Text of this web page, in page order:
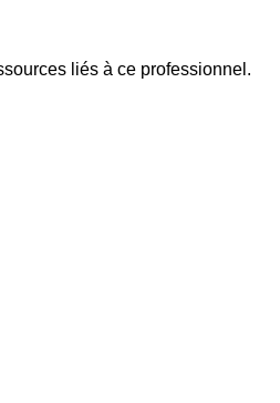
liés à ce professionnel.